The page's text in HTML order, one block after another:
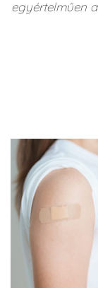
egyértelműen